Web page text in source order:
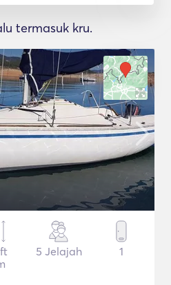
termasuk kru.
5 Jelajah 1